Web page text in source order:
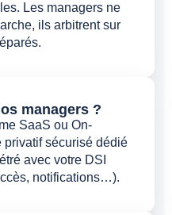
Les managers ne
ils arbitrent sur
managers ?
SaaS ou On-
privatif sécurisé dédié
avec votre DSI
notifications…).